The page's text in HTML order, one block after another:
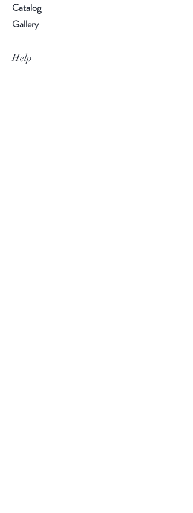
Catalog
Gallery
Help